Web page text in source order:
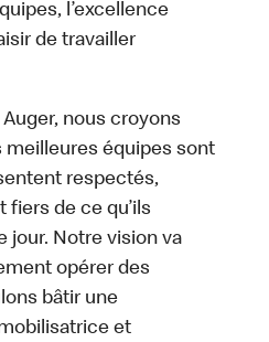
l’excellence
de travailler
nous croyons
équipes sont
respectés,
de ce qu’ils
jour. Notre vision va
opérer des
bâtir une
et